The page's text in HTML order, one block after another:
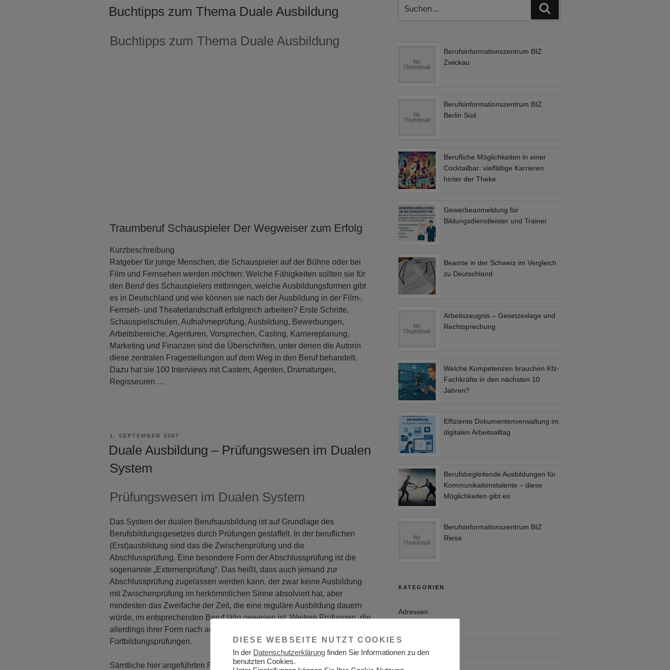
Buchtipps zum Thema Duale Ausbildung
Buchtipps zum Thema Duale Ausbildung
Traumberuf Schauspieler Der Wegweiser zum Erfolg
Kurzbeschreibung
Ratgeber für junge Menschen, die Schauspieler auf der Bühne oder bei
Film und Fernsehen werden möchten: Welche Fähigkeiten sollten sie für
den Beruf des Schauspielers mitbringen, welche Ausbildungsformen gibt
es in Deutschland und wie können sie nach der Ausbildung in der Film-,
Fernseh- und Theaterlandschaft erfolgreich arbeiten? Erste Schritte,
Schauspielschulen, Aufnahmeprüfung, Ausbildung, Bewerbungen,
Arbeitsbereiche, Agenturen, Vorsprechen, Casting, Karriereplanung,
Marketing und Finanzen sind die Überschriften, unter denen die Autorin
diese zentralen Fragestellungen auf dem Weg in den Beruf behandelt.
Dazu hat sie 100 Interviews mit Castern, Agenten, Dramaturgen,
Regisseuren …
VERÖFFENTLICHT
1. SEPTEMBER 2007
Duale Ausbildung – Prüfungswesen im Dualen
System
Prüfungswesen im Dualen System
Das System der dualen Berufsausbildung ist auf Grundlage des
Berufsbildungsgesetzes durch Prüfungen gestaffelt. In der beruflichen
(Erst)ausbildung sind das die Zwischenprüfung und die
Abschlussprüfung. Eine besondere Form der Abschlussprüfung ist die
sogenannte „Externenprüfung“. Das heißt, dass auch jemand zur
Abschlussprüfung zugelassen werden kann, der zwar keine Ausbildung
mit Zwischenprüfung im herkömmlichen Sinne absolviert hat, aber
mindesten das Zweifache der Zeit, die eine reguläre Ausbildung dauern
würde, im entsprechenden Beruf tätig gewesen ist. Weitere Prüfungen, die
allerdings ihrer Form nach auf den o.g. aufsetzten sind Meister- und
Fortbildungsprüfungen.
Sämtliche hier angeführten Prüfungen sind Kammerprüfungen. Das heißt,
nach:
Berufsinformationszentrum BIZ
Zwickau
Berufsinformationszentrum BIZ
Berlin Süd
Berufliche Möglichkeiten in einer
Cocktailbar: vielfältige Karrieren
hinter der Theke
Gewerbeanmeldung für
Bildungsdienstleister und Trainer
Beamte in der Schweiz im Vergleich
zu Deutschland
Arbeitszeugnis – Gesetzeslage und
Rechtsprechung
Welche Kompetenzen brauchen Kfz-
Fachkräfte in den nächsten 10
Jahren?
Effiziente Dokumentenverwaltung im
digitalen Arbeitsalltag
Berufsbegleitende Ausbildungen für
Kommunikationstalente – diese
Möglichkeiten gibt es
Berufsinformationszentrum BIZ
Riesa
KATEGORIEN
Adressen
Allgemein
DIESE WEBSEITE NUTZT COOKIES
In der Datenschutzerklärung finden Sie Informationen zu den
benutzten Cookies.